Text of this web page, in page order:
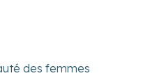
des femmes